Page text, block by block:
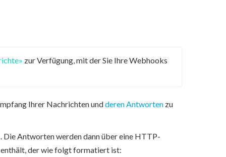
zur Verfügung, mit der Sie Ihre Webhooks
Ihrer Nachrichten undderen Antwortenzu
Antworten werden dann über eine HTTP-
der wie folgt formatiert ist: